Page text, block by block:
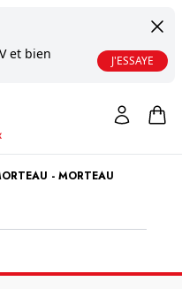
et bien
J'ESSAYE
- MORTEAU